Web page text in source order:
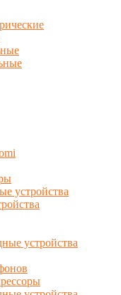
устройства
устройства